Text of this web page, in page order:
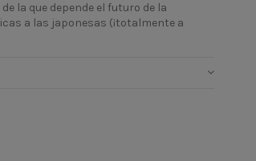
la que depende el futuro de la
a las japonesas (¡totalmente a